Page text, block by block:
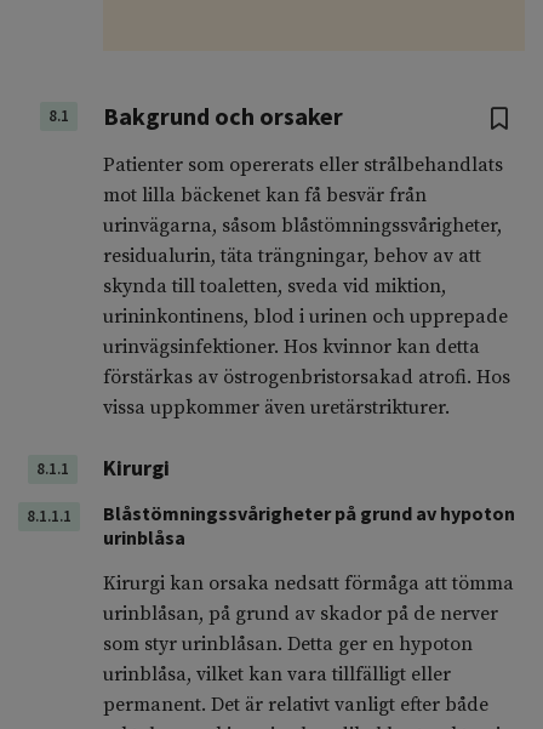
8.1 Bakgrund och orsaker
Patienter som opererats eller strålbehandlats
mot lilla bäckenet kan få besvär från
urinvägarna, såsom blåstömningssvårigheter,
residualurin, täta trängningar, behov av att
skynda till toaletten, sveda vid miktion,
urininkontinens, blod i urinen och upprepade
urinvägsinfektioner. Hos kvinnor kan detta
förstärkas av östrogenbristorsakad atrofi. Hos
vissa uppkommer även uretärstrikturer.
8.1.1 Kirurgi
8.1.1.1
Blåstömningssvårigheter på grund av hypoton
urinblåsa
Kirurgi kan orsaka nedsatt förmåga att tömma
urinblåsan, på grund av skador på de nerver
som styr urinblåsan. Detta ger en hypoton
urinblåsa, vilket kan vara tillfälligt eller
permanent. Det är relativt vanligt efter både